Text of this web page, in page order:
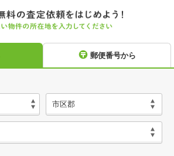
郵便番号から